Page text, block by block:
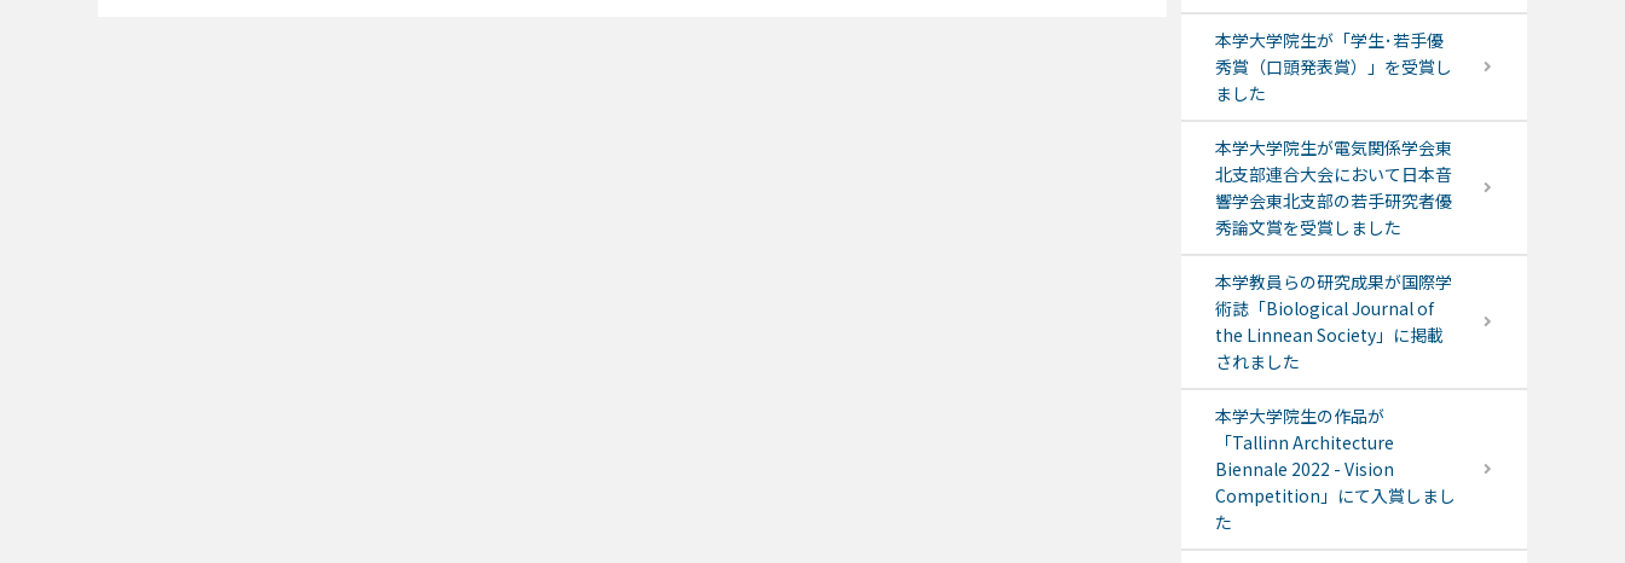
本学大学院生が「学生･若手優
秀賞（口頭発表賞）」を受賞し
ました
本学大学院生が電気関係学会東
北支部連合大会において日本音
響学会東北支部の若手研究者優
秀論文賞を受賞しました
本学教員らの研究成果が国際学
術誌「Biological Journal of
the Linnean Society」に掲載
されました
本学大学院生の作品が
「Tallinn Architecture
Biennale 2022 - Vision
Competition」にて入賞しまし
た